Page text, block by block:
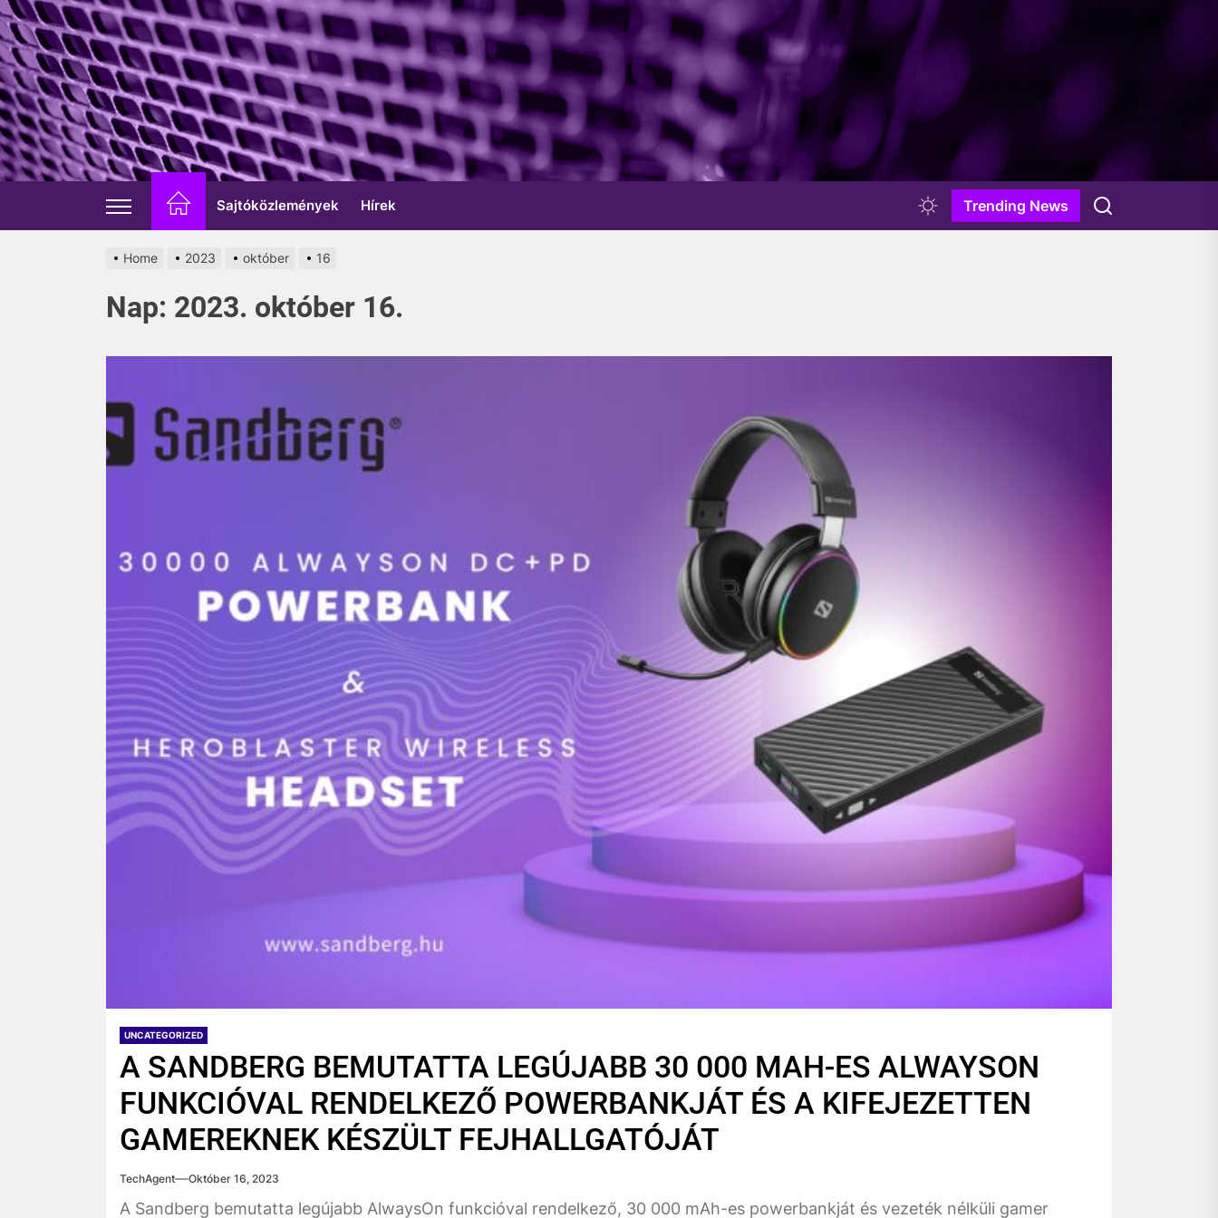
Skip
to
the
content
Sajtóközlemények Hírek Trending News
Home 2023 október 16
Nap: 2023. október 16.
UNCATEGORIZED
A SANDBERG BEMUTATTA LEGÚJABB 30 000 MAH-ES ALWAYSON
FUNKCIÓVAL RENDELKEZŐ POWERBANKJÁT ÉS A KIFEJEZETTEN
GAMEREKNEK KÉSZÜLT FEJHALLGATÓJÁT
TechAgent Október 16, 2023
A Sandberg bemutatta legújabb AlwaysOn funkcióval rendelkező, 30 000 mAh-es powerbankját és vezeték nélküli gamer